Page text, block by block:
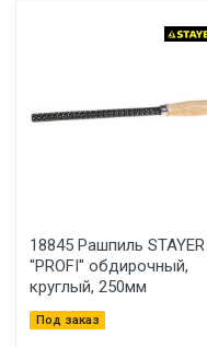
18845 Рашпиль STAYER
''PROFI'' обдирочный,
круглый, 250мм
Под заказ